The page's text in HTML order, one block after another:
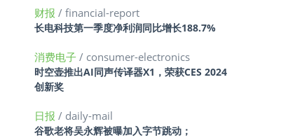
财报 / financial-report
长电科技第一季度净利润同比增长188.7%
消费电子 / consumer-electronics
时空壶推出AI同声传译器X1，荣获CES 2024
创新奖
日报 / daily-mail
谷歌老将吴永辉被曝加入字节跳动；